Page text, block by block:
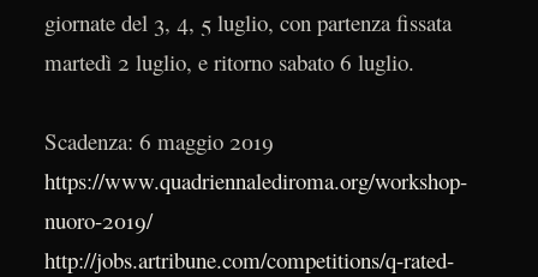
giornate del 3, 4, 5 luglio, con partenza fissata
martedì 2 luglio, e ritorno sabato 6 luglio.
Scadenza: 6 maggio 2019
https://www.quadriennalediroma.org/workshop-
nuoro-2019/
http://jobs.artribune.com/competitions/q-rated-